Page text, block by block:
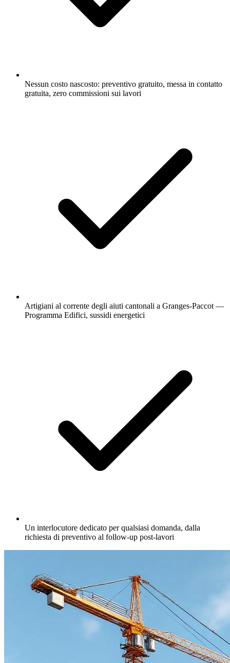
Nessun costo nascosto: preventivo gratuito, messa in contatto
gratuita, zero commissioni sui lavori
Artigiani al corrente degli aiuti cantonali a Granges-Paccot —
Programma Edifici, sussidi energetici
Un interlocutore dedicato per qualsiasi domanda, dalla
richiesta di preventivo al follow-up post-lavori